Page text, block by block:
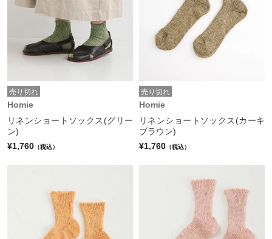
売り切れ
Homie
リネンショートソックス(グリー
ン)
¥1,760 （税込）
売り切れ
Homie
リネンショートソックス(カーキ
ブラウン)
¥1,760 （税込）